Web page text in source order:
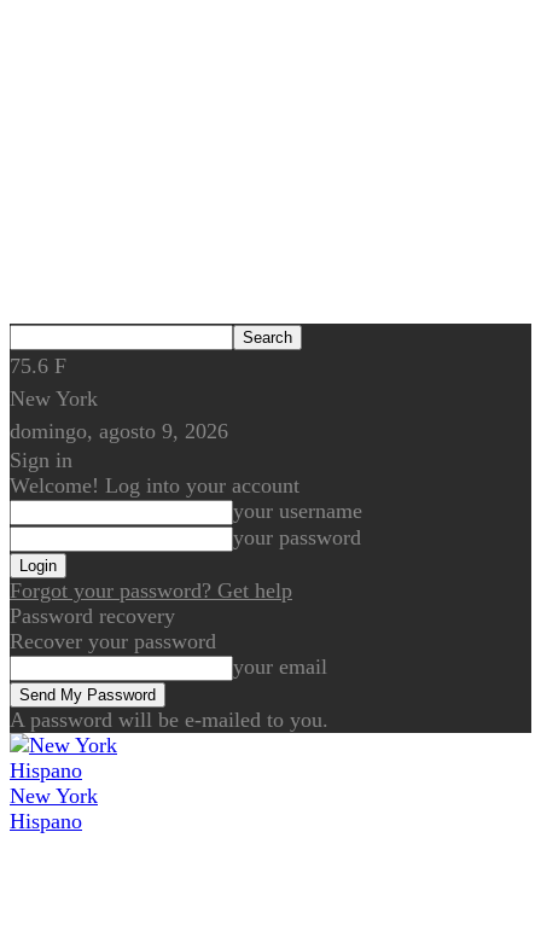
75.6 F
New York
domingo, agosto 9, 2026
Sign in
Welcome! Log into your account
your username
your password
Forgot your password? Get help
Password recovery
Recover your password
your email
A password will be e-mailed to you.
New York
Hispano